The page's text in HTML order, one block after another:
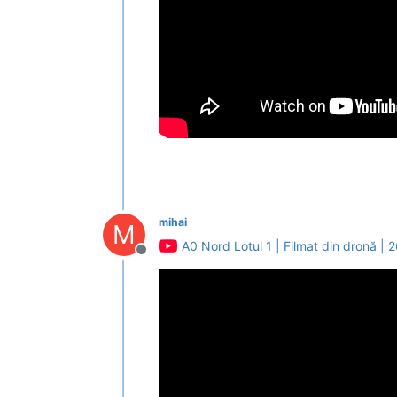
M
Deconectat
mihai
A0 Nord Lotul 1 | Filmat din dronă |